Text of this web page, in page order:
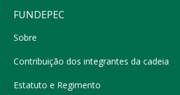
FUNDEPEC
Sobre
Contribuição dos integrantes da cadeia
Estatuto e Regimento